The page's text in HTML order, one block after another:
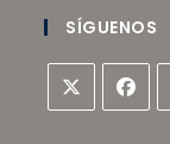
SÍGUENOS